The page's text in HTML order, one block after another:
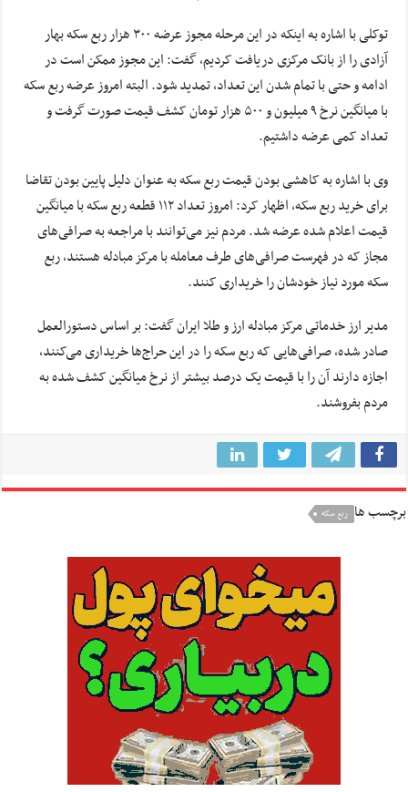
توکلی با اشاره به اینکه در این مرحله مجوز عرضه ۳۰۰ هزار ربع سکه بهار
آزادی را از بانک مرکزی دریافت کردیم، گفت: این مجوز ممکن است در
ادامه و حتی با تمام شدن این تعداد، تمدید شود. البته امروز عرضه ربع سکه
با میانگین نرخ ۹ میلیون و ۵۰۰ هزار تومان کشف قیمت صورت گرفت و
تعداد کمی عرضه داشتیم.
وی با اشاره به کاهشی بودن قیمت ربع سکه به عنوان دلیل پایین بودن تقاضا
برای خرید ربع سکه، اظهار کرد: امروز تعداد ۱۱۲ قطعه ربع سکه با میانگین
قیمت اعلام شده عرضه شد. مردم نیز می‌توانند با مراجعه به صرافی‌های
مجاز که در فهرست صرافی‌های طرف معامله با مرکز مبادله هستند، ربع
سکه مورد نیاز خودشان را خریداری کنند.
مدیر ارز خدماتی مرکز مبادله ارز و طلا ایران گفت: بر اساس دستورالعمل‌
صادر شده، صرافی‌هایی که ربع سکه را در این حراج‌ها خریداری می‌کنند،
اجازه دارند آن را با قیمت یک درصد بیشتر از نرخ میانگین کشف شده به
مردم بفروشند.
برچسب ها ربع سکه